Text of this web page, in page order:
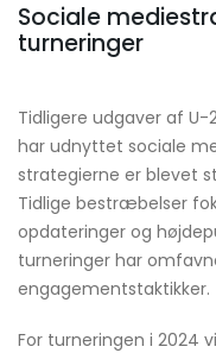
Sociale
turneringer
Tidligere udgaver af
har udnyttet sociale
strategierne er blevet
Tidlige bestræbelser
opdateringer og
turneringer har
engagementstaktikker.
For turneringen i 2024